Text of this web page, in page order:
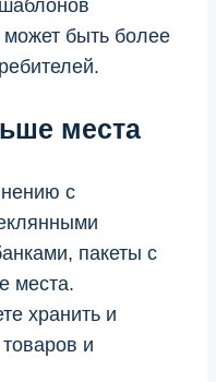
быть более
места
с
пакеты с
места.
хранить и
и